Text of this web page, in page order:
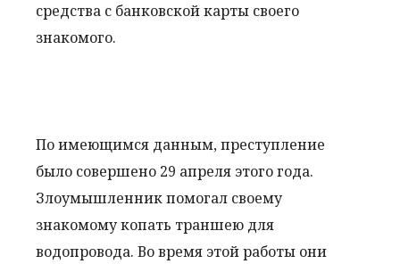
средства с банковской карты своего
знакомого.
По имеющимся данным, преступление
было совершено 29 апреля этого года.
Злоумышленник помогал своему
знакомому копать траншею для
водопровода. Во время этой работы они